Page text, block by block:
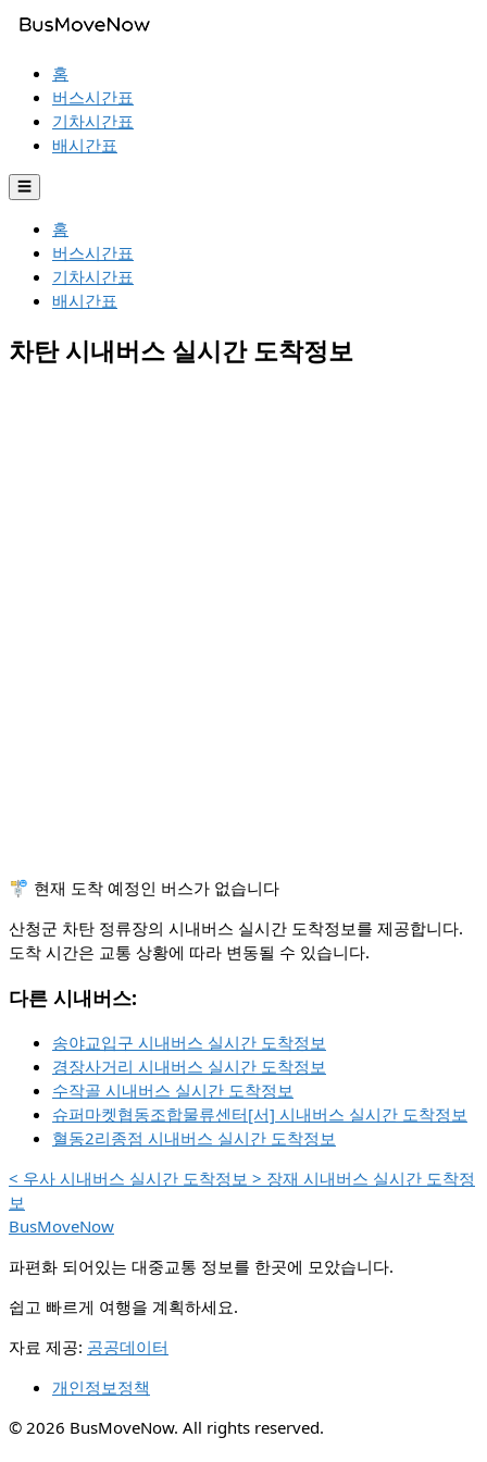
홈
버스시간표
기차시간표
배시간표
☰
홈
버스시간표
기차시간표
배시간표
차탄 시내버스 실시간 도착정보
🚏 현재 도착 예정인 버스가 없습니다
산청군 차탄 정류장의 시내버스 실시간 도착정보를 제공합니다.
도착 시간은 교통 상황에 따라 변동될 수 있습니다.
다른 시내버스:
송야교입구 시내버스 실시간 도착정보
경장사거리 시내버스 실시간 도착정보
수작골 시내버스 실시간 도착정보
슈퍼마켓협동조합물류센터[서] 시내버스 실시간 도착정보
혈동2리종점 시내버스 실시간 도착정보
< 우사 시내버스 실시간 도착정보 > 장재 시내버스 실시간 도착정
보
BusMoveNow
파편화 되어있는 대중교통 정보를 한곳에 모았습니다.
쉽고 빠르게 여행을 계획하세요.
자료 제공: 공공데이터
개인정보정책
© 2026 BusMoveNow. All rights reserved.